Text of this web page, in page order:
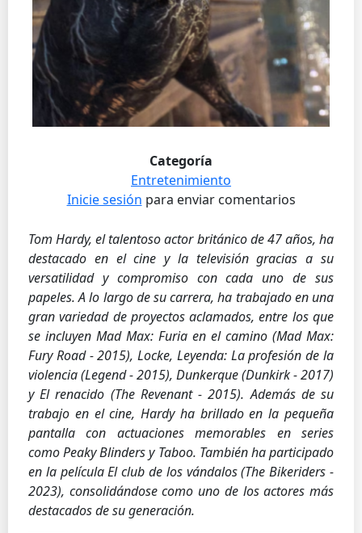
Categoría
Entretenimiento
Inicie sesión para enviar comentarios
Tom Hardy, el talentoso actor británico de 47 años, ha
destacado en el cine y la televisión gracias a su
versatilidad y compromiso con cada uno de sus
papeles. A lo largo de su carrera, ha trabajado en una
gran variedad de proyectos aclamados, entre los que
se incluyen Mad Max: Furia en el camino (Mad Max:
Fury Road - 2015), Locke, Leyenda: La profesión de la
violencia (Legend - 2015), Dunkerque (Dunkirk - 2017)
y El renacido (The Revenant - 2015). Además de su
trabajo en el cine, Hardy ha brillado en la pequeña
pantalla con actuaciones memorables en series
como Peaky Blinders y Taboo. También ha participado
en la película El club de los vándalos (The Bikeriders -
2023), consolidándose como uno de los actores más
destacados de su generación.